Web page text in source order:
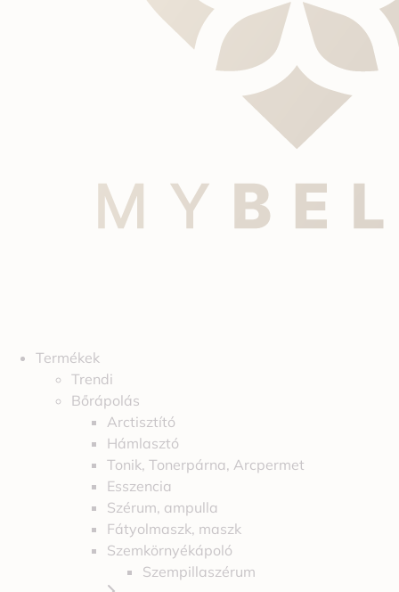
Termékek
Trendi
Bőrápolás
Arctisztító
Hámlasztó
Tonik, Tonerpárna, Arcpermet
Esszencia
Szérum, ampulla
Fátyolmaszk, maszk
Szemkörnyékápoló
Szempillaszérum